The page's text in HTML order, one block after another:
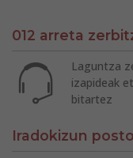
012 arreta
Laguntza
izapideak
bitartez
Iradokizun